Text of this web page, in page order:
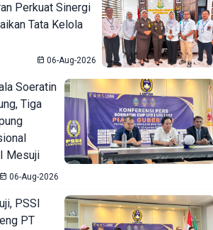
Perkuat Sinergi
Tata Kelola
06-Aug-2026
Soeratin
Tiga
Mesuji
06-Aug-2026
PSSI
PT